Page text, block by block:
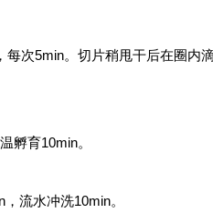
次5min。切片稍甩干后在圈内
孵育10min。
，流水冲洗10min。